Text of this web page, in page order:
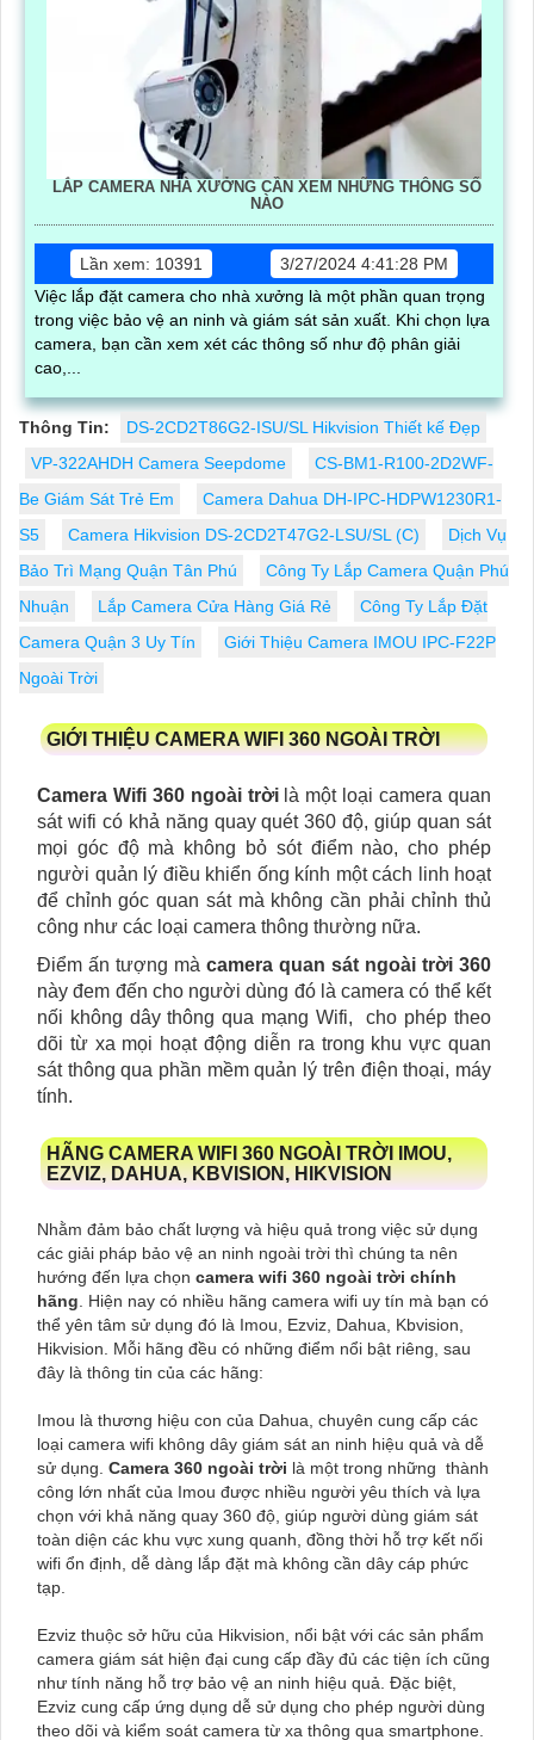
LẮP CAMERA NHÀ XƯỞNG CẦN XEM NHỮNG THÔNG SỐ
NÀO
Lần xem: 10391
3/27/2024 4:41:28 PM
Việc lắp đặt camera cho nhà xưởng là một phần quan trọng
trong việc bảo vệ an ninh và giám sát sản xuất. Khi chọn lựa
camera, bạn cần xem xét các thông số như độ phân giải
cao,...
Thông Tin:
DS-2CD2T86G2-ISU/SL Hikvision Thiết kế Đẹp
VP-322AHDH Camera Seepdome
CS-BM1-R100-2D2WF-
Be Giám Sát Trẻ Em
Camera Dahua DH-IPC-HDPW1230R1-
S5
Camera Hikvision DS-2CD2T47G2-LSU/SL (C)
Dịch Vụ
Bảo Trì Mạng Quận Tân Phú
Công Ty Lắp Camera Quận Phú
Nhuận
Lắp Camera Cửa Hàng Giá Rẻ
Công Ty Lắp Đặt
Camera Quận 3 Uy Tín
Giới Thiệu Camera IMOU IPC-F22P
Ngoài Trời
GIỚI THIỆU CAMERA WIFI 360 NGOÀI TRỜI
Camera Wifi 360 ngoài trờilà một loại camera quan
sát wifi có khả năng quay quét 360 độ, giúp quan sát
mọi góc độ mà không bỏ sót điểm nào, cho phép
người quản lý điều khiển ống kính một cách linh hoạt
để chỉnh góc quan sát mà không cần phải chỉnh thủ
công như các loại camera thông thường nữa.
Điểm ấn tượng mà camera quan sát ngoài trời 360
này đem đến cho người dùng đó là camera có thể kết
nối không dây thông qua mạng Wifi, cho phép theo
dõi từ xa mọi hoạt động diễn ra trong khu vực quan
sát thông qua phần mềm quản lý trên điện thoại, máy
tính.
HÃNG CAMERA WIFI 360 NGOÀI TRỜI IMOU,
EZVIZ, DAHUA, KBVISION, HIKVISION
Nhằm đảm bảo chất lượng và hiệu quả trong việc sử dụng
các giải pháp bảo vệ an ninh ngoài trời thì chúng ta nên
hướng đến lựa chọn camera wifi 360 ngoài trời chính
hãng. Hiện nay có nhiều hãng camera wifi uy tín mà bạn có
thể yên tâm sử dụng đó là Imou, Ezviz, Dahua, Kbvision,
Hikvision. Mỗi hãng đều có những điểm nổi bật riêng, sau
đây là thông tin của các hãng:
Imou là thương hiệu con của Dahua, chuyên cung cấp các
loại camera wifi không dây giám sát an ninh hiệu quả và dễ
sử dụng. Camera 360 ngoài trời là một trong những thành
công lớn nhất của Imou được nhiều người yêu thích và lựa
chọn với khả năng quay 360 độ, giúp người dùng giám sát
toàn diện các khu vực xung quanh, đồng thời hỗ trợ kết nối
wifi ổn định, dễ dàng lắp đặt mà không cần dây cáp phức
tạp.
Ezviz thuộc sở hữu của Hikvision, nổi bật với các sản phẩm
camera giám sát hiện đại cung cấp đầy đủ các tiện ích cũng
như tính năng hỗ trợ bảo vệ an ninh hiệu quả. Đặc biệt,
Ezviz cung cấp ứng dụng dễ sử dụng cho phép người dùng
theo dõi và kiểm soát camera từ xa thông qua smartphone.